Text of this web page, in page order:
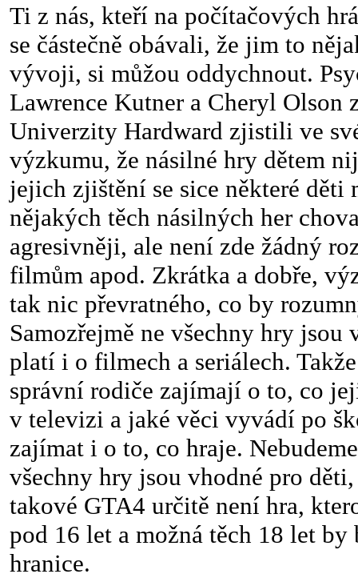
Ti z nás, kteří na počítačových
se částečně obávali, že jim to
vývoji, si můžou oddychnout.
Lawrence Kutner a Cheryl Olson
Univerzity Hardward zjistili ve
výzkumu, že násilné hry dětem
jejich zjištění se sice některé děti
nějakých těch násilných her
agresivněji, ale není zde žádný
filmům apod. Zkrátka a dobře,
tak nic převratného, co by
Samozřejmě ne všechny hry jsou
platí i o filmech a seriálech.
správní rodiče zajímají o to, co
v televizi a jaké věci vyvádí po
zajímat i o to, co hraje.
všechny hry jsou vhodné pro
takové GTA4 určitě není hra,
pod 16 let a možná těch 18 let
hranice.